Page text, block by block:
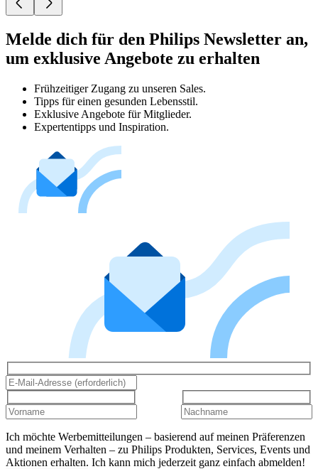
Melde dich für den Philips Newsletter an,
um exklusive Angebote zu erhalten
Frühzeitiger Zugang zu unseren Sales.
Tipps für einen gesunden Lebensstil.
Exklusive Angebote für Mitglieder.
Expertentipps und Inspiration.
Ich möchte Werbemitteilungen – basierend auf meinen Präferenzen
und meinem Verhalten – zu Philips Produkten, Services, Events und
Aktionen erhalten. Ich kann mich jederzeit ganz einfach abmelden!